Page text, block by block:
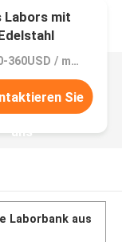
Labors mit
Preis：300-360USD / meter
Sie
uns
Laborbank aus